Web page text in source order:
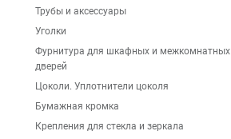
Трубы и аксессуары
Уголки
Фурнитура для шкафных и межкомнатных
дверей
Цоколи. Уплотнители цоколя
Бумажная кромка
Крепления для стекла и зеркала